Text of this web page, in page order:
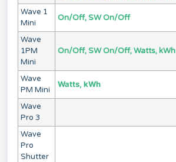
Wave 1
Mini
On/Off, SW On/Off
Wave
1PM
Mini
On/Off, SW On/Off, Watts, kWh
Wave
PM Mini
Watts, kWh
Wave
Pro 3
Wave
Pro
Shutter